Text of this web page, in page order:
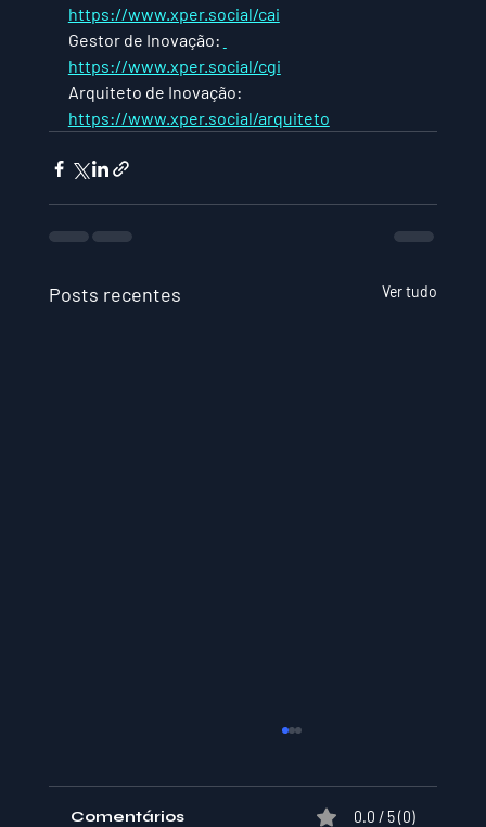
https://www.xper.social/cai
Gestor de Inovação:
https://www.xper.social/cgi
Arquiteto de Inovação:
https://www.xper.social/arquiteto
Posts recentes Ver tudo
Comentários 0.0 / 5 (0)